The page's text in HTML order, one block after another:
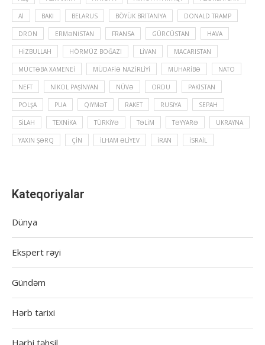
Aİ BAKI BELARUS BÖYÜK BRITANIYA DONALD TRAMP
DRON ERMƏNISTAN FRANSA GÜRCÜSTAN HAVA
HIZBULLAH HÖRMÜZ BOĞAZI LIVAN MACARISTAN
MÜCTƏBA XAMENEI MÜDAFIƏ NAZIRLIYI MÜHARIBƏ NATO
NEFT NIKOL PAŞINYAN NÜVƏ ORDU PAKISTAN
POLŞA PUA QIYMƏT RAKET RUSIYA SEPAH
SILAH TEXNIKA TÜRKIYƏ TƏLIM TƏYYARƏ UKRAYNA
YAXIN ŞƏRQ ÇIN İLHAM ƏLIYEV İRAN İSRAIL
Kateqoriyalar
Dünya
Ekspert rəyi
Gündəm
Hərb tarixi
Hərbi təhsil